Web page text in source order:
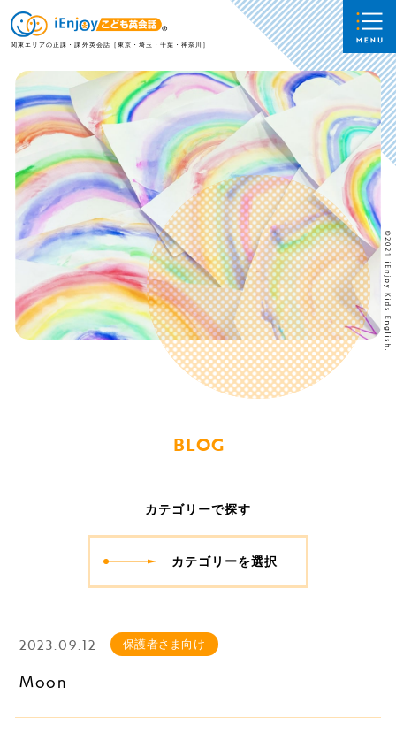
関東エリアの正課・課外英会話［東京・埼玉・千葉・神奈川］
BLOG
カテゴリーで探す
カテゴリーを選択
2023.09.12 保護者さま向け
Moon